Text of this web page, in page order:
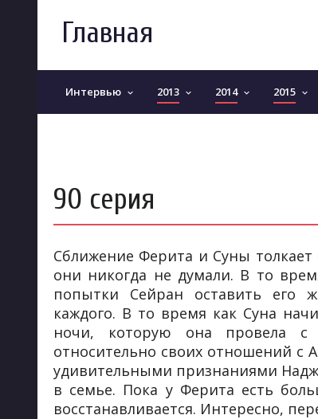
Главная
Интервью keyboard_arrow_down 2013 keyboard_arrow_down 2014 keyboard_arrow_down 2015 keyboard_arrow_down
90 серия
Сближение Ферита и Суны
они никогда не думали. В то
попытки Сейран оставить
каждого. В то время как Суна
ночи, которую она провела с
относительно своих отношений с
удивительными признаниями
в семье. Пока у Ферита есть
восстанавливается. Интересно,